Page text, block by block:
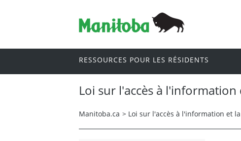
RESSOURCES POUR LES RÉSIDENTS
Loi sur l'accès à
Manitoba.ca > Loi sur l'accès à l'information et